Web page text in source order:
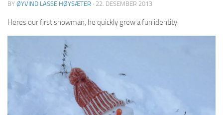
BY ØYVIND LASSE HØYSÆTER · 22. DESEMBER 2013
Heres our first snowman, he quickly grew a fun identity.